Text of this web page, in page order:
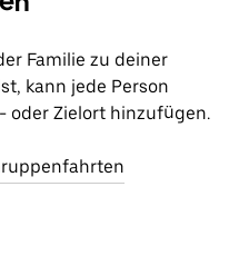
Familie zu deiner
kann jede Person
oder Zielort hinzufügen.